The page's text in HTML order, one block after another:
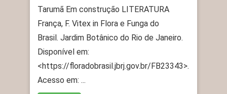
Tarumã Em construção LITERATURA
França, F. Vitex in Flora e Funga do
Brasil. Jardim Botânico do Rio de Janeiro.
Disponível em:
<https://floradobrasil.jbrj.gov.br/FB23343>.
Acesso em: ...